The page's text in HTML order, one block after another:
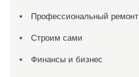
Профессиональный ремонт
Строим сами
Финансы и бизнес